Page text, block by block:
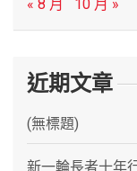
« 8 月
10 月 »
近期文章
(無標題)
新一輪長者十年